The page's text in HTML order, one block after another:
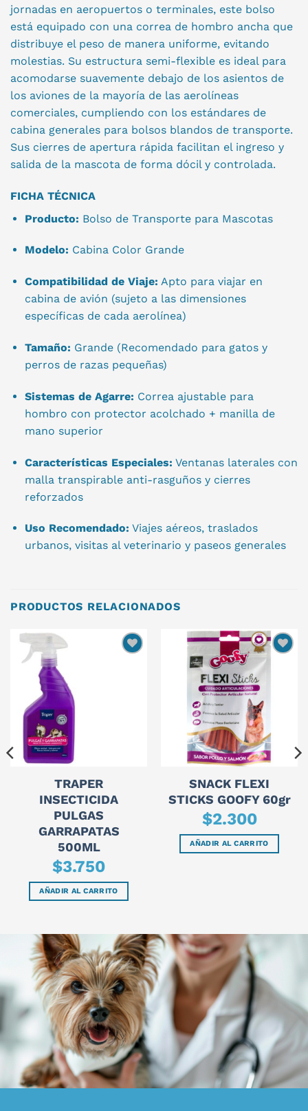
jornadas en aeropuertos o terminales, este bolso
está equipado con una correa de hombro ancha que
distribuye el peso de manera uniforme, evitando
molestias. Su estructura semi-flexible es ideal para
acomodarse suavemente debajo de los asientos de
los aviones de la mayoría de las aerolíneas
comerciales, cumpliendo con los estándares de
cabina generales para bolsos blandos de transporte.
Sus cierres de apertura rápida facilitan el ingreso y
salida de la mascota de forma dócil y controlada.
FICHA TÉCNICA
Producto: Bolso de Transporte para Mascotas
Modelo: Cabina Color Grande
Compatibilidad de Viaje: Apto para viajar en
cabina de avión (sujeto a las dimensiones
específicas de cada aerolínea)
Tamaño: Grande (Recomendado para gatos y
perros de razas pequeñas)
Sistemas de Agarre: Correa ajustable para
hombro con protector acolchado + manilla de
mano superior
Características Especiales: Ventanas laterales con
malla transpirable anti-rasguños y cierres
reforzados
Uso Recomendado: Viajes aéreos, traslados
urbanos, visitas al veterinario y paseos generales
PRODUCTOS RELACIONADOS
TRAPER
INSECTICIDA
PULGAS
GARRAPATAS
500ML
$3.750
AÑADIR AL CARRITO
SNACK FLEXI
STICKS GOOFY 60gr
$2.300
AÑADIR AL CARRITO